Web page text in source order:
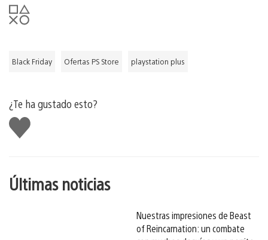
Black Friday Ofertas PS Store playstation plus
¿Te ha gustado esto?
Me
gusta
Últimas noticias
Nuestras impresiones de Beast
of Reincarnation: un combate